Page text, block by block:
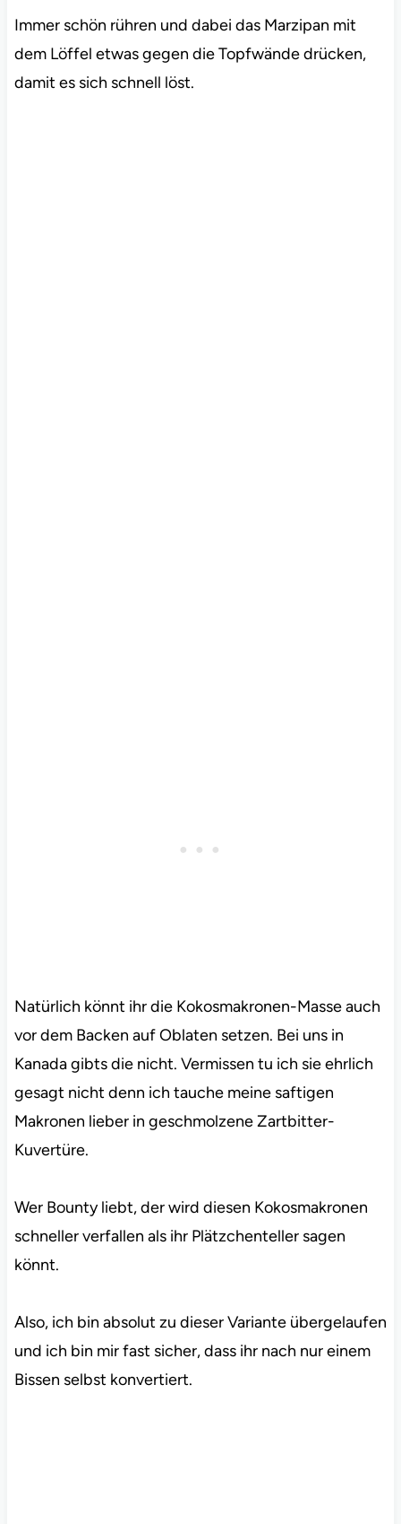
Immer schön rühren und dabei das Marzipan mit
dem Löffel etwas gegen die Topfwände drücken,
damit es sich schnell löst.
Natürlich könnt ihr die Kokosmakronen-Masse auch
vor dem Backen auf Oblaten setzen. Bei uns in
Kanada gibts die nicht. Vermissen tu ich sie ehrlich
gesagt nicht denn ich tauche meine saftigen
Makronen lieber in geschmolzene Zartbitter-
Kuvertüre.
Wer Bounty liebt, der wird diesen Kokosmakronen
schneller verfallen als ihr Plätzchenteller sagen
könnt.
Also, ich bin absolut zu dieser Variante übergelaufen
und ich bin mir fast sicher, dass ihr nach nur einem
Bissen selbst konvertiert.